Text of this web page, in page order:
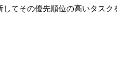
てその優先順位の高いタスク